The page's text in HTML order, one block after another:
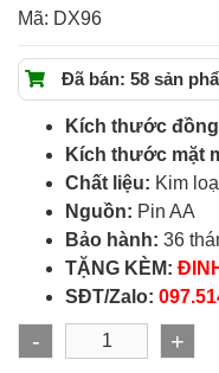
Mã: DX96
Đã bán: 58 sản
Kích thước
Kích thước mặt
Chất liệu: Kim
Nguồn: Pin AA
Bảo hành: 36
TẶNG KÈM:
SĐT/Zalo:
- +